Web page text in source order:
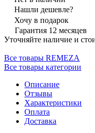
Нашли дешевле?
Хочу в подарок
Гарантия 12 месяцев
Уточняйте наличие и
Все товары REMEZA
Все товары категории
Описание
Отзывы
Характеристики
Оплата
Доставка